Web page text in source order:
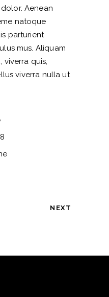
Aenean
natoque
parturient
mus. Aliquam
viverra quis,
viverra nulla ut
NEXT